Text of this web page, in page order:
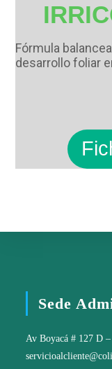
Fórmula
desarrollo foliar
Sede
Av Boyacá # 127 D